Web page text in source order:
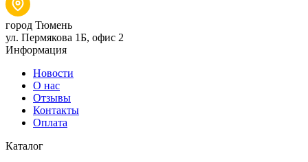
город Тюмень
ул. Пермякова 1Б, офис 2
Информация
Новости
О нас
Отзывы
Контакты
Оплата
Каталог